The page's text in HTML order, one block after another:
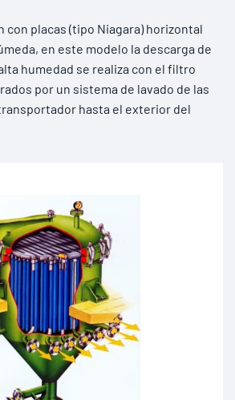
con placas (tipo Niagara) horizontal
en este modelo la descarga de
humedad se realiza con el filtro
por un sistema de lavado de las
hasta el exterior del